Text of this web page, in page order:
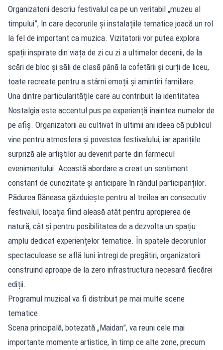
Organizatorii descriu festivalul ca pe un veritabil „muzeu al
timpului”, în care decorurile și instalațiile tematice joacă un rol
la fel de important ca muzica. Vizitatorii vor putea explora
spații inspirate din viața de zi cu zi a ultimelor decenii, de la
scări de bloc și săli de clasă până la cofetării și curți de liceu,
toate recreate pentru a stârni emoții și amintiri familiare.
Una dintre particularitățile care au contribuit la identitatea
Nostalgia este accentul pus pe experiență înaintea numelor de
pe afiș. Organizatorii au cultivat în ultimii ani ideea că publicul
vine pentru atmosfera și povestea festivalului, iar aparițiile
surpriză ale artiștilor au devenit parte din farmecul
evenimentului. Această abordare a creat un sentiment
constant de curiozitate și anticipare în rândul participanților.
Pădurea Băneasa găzduiește pentru al treilea an consecutiv
festivalul, locația fiind aleasă atât pentru apropierea de
natură, cât și pentru posibilitatea de a dezvolta un spațiu
amplu dedicat experiențelor tematice. În spatele decorurilor
spectaculoase se află luni întregi de pregătiri, organizatorii
construind aproape de la zero infrastructura necesară fiecărei
ediții.
Programul muzical va fi distribuit pe mai multe scene
tematice.
Scena principală, botezată „Maidan”, va reuni cele mai
importante momente artistice, în timp ce alte zone, precum